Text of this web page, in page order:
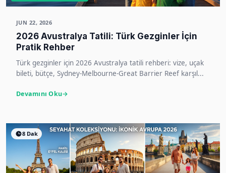
JUN 22, 2026
2026 Avustralya Tatili: Türk Gezginler İçin
Pratik Rehber
Türk gezginler için 2026 Avustralya tatili rehberi: vize, uçak
bileti, bütçe, Sydney-Melbourne-Great Barrier Reef karşıl...
Devamını Oku
8 Dak